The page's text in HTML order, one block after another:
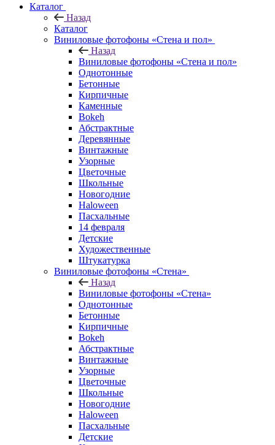
Каталог
Назад
Каталог
Виниловые фотофоны «Стена и пол»
Назад
Виниловые фотофоны «Стена и пол»
Однотонные
Бетонные
Кирпичные
Каменные
Bokeh
Абстрактные
Деревянные
Винтажные
Узорные
Цветочные
Школьные
Новогодние
Haloween
Пасхальные
14 февраля
Детские
Художественные
Штукатурка
Виниловые фотофоны «Стена»
Назад
Виниловые фотофоны «Стена»
Однотонные
Бетонные
Кирпичные
Bokeh
Абстрактные
Винтажные
Узорные
Цветочные
Школьные
Новогодние
Haloween
Пасхальные
Детские